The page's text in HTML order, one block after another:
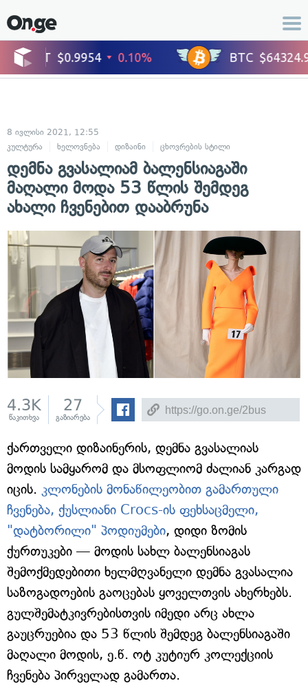
8 ივლისი 2021, 12:55
კულტურა
ხელოვნება დიზაინი ცხოვრების სტილი
დემნა გვასალიამ ბალენსიაგაში
მაღალი მოდა 53 წლის შემდეგ
ახალი ჩვენებით დააბრუნა
4.3K
წაკითხვა
27
გაზიარება
ქართველი დიზაინერის, დემნა გვასალიას
მოდის სამყარომ და მსოფლიომ ძალიან კარგად
იცის. კლონების მონაწილეობით გამართული
ჩვენება, ქუსლიანი Crocs-ის ფეხსაცმელი,
"დატბორილი" პოდიუმები, დიდი ზომის
ქურთუკები — მოდის სახლ ბალენსიაგას
შემოქმედებითი ხელმღვანელი დემნა გვასალია
საზოგადოების გაოცებას ყოველთვის ახერხებს.
გულშემატკივრებისთვის იმედი არც ახლა
გაუცრუებია და 53 წლის შემდეგ ბალენსიაგაში
მაღალი მოდის, ე.წ. ოტ კუტიურ კოლექციის
ჩვენება პირველად გამართა.